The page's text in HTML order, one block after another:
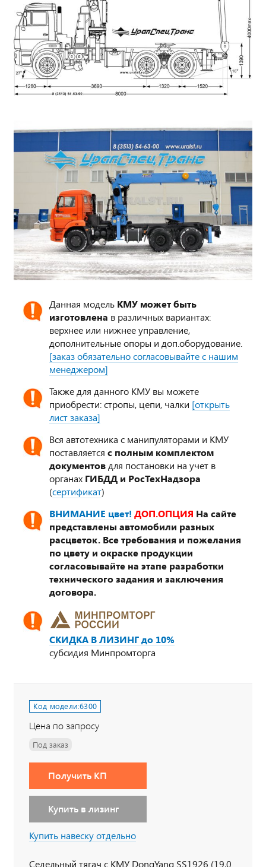
Данная модель КМУ может быть
изготовлена в различных вариантах:
верхнее или нижнее управление,
дополнительные опоры и доп.оборудование.
[заказ обязательно согласовывайте с нашим
менеджером]
Также для данного КМУ вы можете
приобрести: стропы, цепи, чалки [открыть
лист заказа]
Вся автотехника с манипуляторами и КМУ
поставляется с полным комплектом
документов для постановки на учет в
органах ГИБДД и РосТехНадзора
(сертификат)
ВНИМАНИЕ цвет! ДОП.ОПЦИЯ На сайте
представлены автомобили разных
расцветок. Все требования и пожелания
по цвету и окраске продукции
согласовывайте на этапе разработки
технического задания и заключения
договора.
СКИДКА В ЛИЗИНГ до 10%
субсидия Минпромторга
Код модели:6300
Цена по запросу
Под заказ
Получить КП
Купить в лизинг
Купить навеску отдельно
Седельный тягач с КМУ DongYang SS1926 (19,0